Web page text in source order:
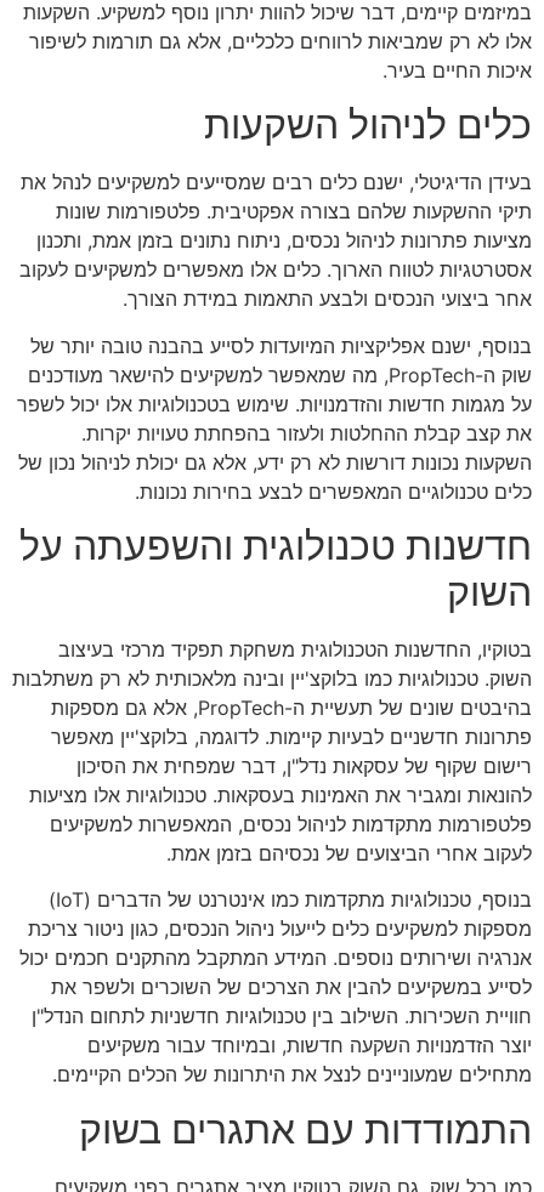
במיזמים קיימים, דבר שיכול להוות יתרון נוסף למשקיע. השקעות
אלו לא רק שמביאות לרווחים כלכליים, אלא גם תורמות לשיפור
איכות החיים בעיר.
כלים לניהול השקעות
בעידן הדיגיטלי, ישנם כלים רבים שמסייעים למשקיעים לנהל את
תיקי ההשקעות שלהם בצורה אפקטיבית. פלטפורמות שונות
מציעות פתרונות לניהול נכסים, ניתוח נתונים בזמן אמת, ותכנון
אסטרטגיות לטווח הארוך. כלים אלו מאפשרים למשקיעים לעקוב
אחר ביצועי הנכסים ולבצע התאמות במידת הצורך.
בנוסף, ישנם אפליקציות המיועדות לסייע בהבנה טובה יותר של
שוק ה-PropTech, מה שמאפשר למשקיעים להישאר מעודכנים
על מגמות חדשות והזדמנויות. שימוש בטכנולוגיות אלו יכול לשפר
את קצב קבלת ההחלטות ולעזור בהפחתת טעויות יקרות.
השקעות נכונות דורשות לא רק ידע, אלא גם יכולת לניהול נכון של
כלים טכנולוגיים המאפשרים לבצע בחירות נכונות.
חדשנות טכנולוגית והשפעתה על
השוק
בטוקיו, החדשנות הטכנולוגית משחקת תפקיד מרכזי בעיצוב
השוק. טכנולוגיות כמו בלוקצ'יין ובינה מלאכותית לא רק משתלבות
בהיבטים שונים של תעשיית ה-PropTech, אלא גם מספקות
פתרונות חדשניים לבעיות קיימות. לדוגמה, בלוקצ'יין מאפשר
רישום שקוף של עסקאות נדל"ן, דבר שמפחית את הסיכון
להונאות ומגביר את האמינות בעסקאות. טכנולוגיות אלו מציעות
פלטפורמות מתקדמות לניהול נכסים, המאפשרות למשקיעים
לעקוב אחרי הביצועים של נכסיהם בזמן אמת.
בנוסף, טכנולוגיות מתקדמות כמו אינטרנט של הדברים (IoT)
מספקות למשקיעים כלים לייעול ניהול הנכסים, כגון ניטור צריכת
אנרגיה ושירותים נוספים. המידע המתקבל מהתקנים חכמים יכול
לסייע במשקיעים להבין את הצרכים של השוכרים ולשפר את
חוויית השכירות. השילוב בין טכנולוגיות חדשניות לתחום הנדל"ן
יוצר הזדמנויות השקעה חדשות, ובמיוחד עבור משקיעים
מתחילים שמעוניינים לנצל את היתרונות של הכלים הקיימים.
התמודדות עם אתגרים בשוק
כמו בכל שוק, גם השוק בטוקיו מציב אתגרים בפני משקיעים